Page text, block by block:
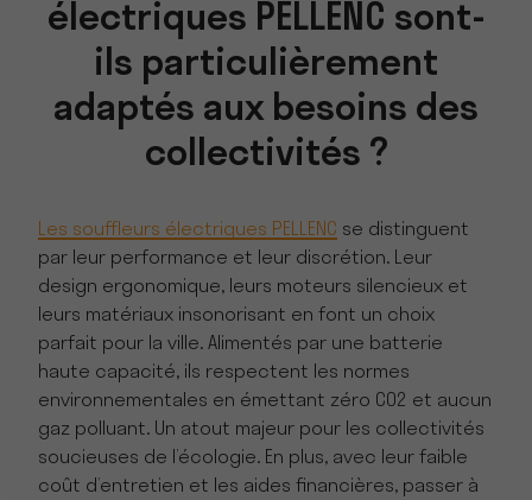
électriques PELLENC sont-
ils particulièrement
adaptés aux besoins des
collectivités ?
Les souffleurs électriques PELLENC se distinguent
par leur performance et leur discrétion. Leur
design ergonomique, leurs moteurs silencieux et
leurs matériaux insonorisant en font un choix
parfait pour la ville. Alimentés par une batterie
haute capacité, ils respectent les normes
environnementales en émettant zéro CO2 et aucun
gaz polluant. Un atout majeur pour les collectivités
soucieuses de l’écologie. En plus, avec leur faible
coût d’entretien et les aides financières, passer à